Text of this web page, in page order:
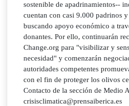
sostenible de apadrinamientos--
cuentan con casi 9.000 padrinos
buscando apoyo económico a
donantes. Por ello, continuarán
Change.org para "visibilizar y
necesidad" y comenzarán
autoridades competentes
con el fin de proteger los olivos
Contacto de la sección de Medio
crisisclimatica@prensaiberica.es